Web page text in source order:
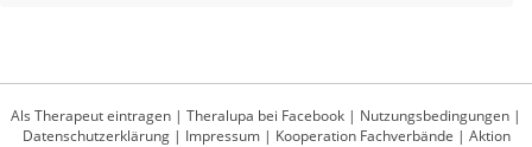
Als Therapeut eintragen | Theralupa bei Facebook | Nutzungsbedingungen |
Datenschutzerklärung| Impressum| Kooperation Fachverbände | Aktion